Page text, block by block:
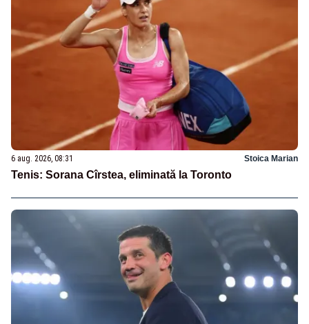
6 aug. 2026, 08:31 Stoica Marian
Tenis: Sorana Cîrstea, eliminată la Toronto